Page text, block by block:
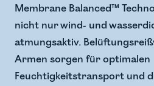
Membrane Balanced™
nicht nur wind- und
atmungsaktiv.
Armen sorgen für optimalen
Feuchtigkeitstransport und